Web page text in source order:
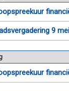
9